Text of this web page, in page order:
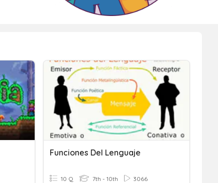
Funciones Del Lenguaje
10 Q 7th - 10th 3066